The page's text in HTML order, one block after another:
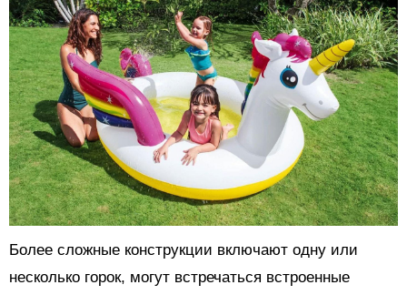
Более сложные конструкции включают одну или
несколько горок, могут встречаться встроенные